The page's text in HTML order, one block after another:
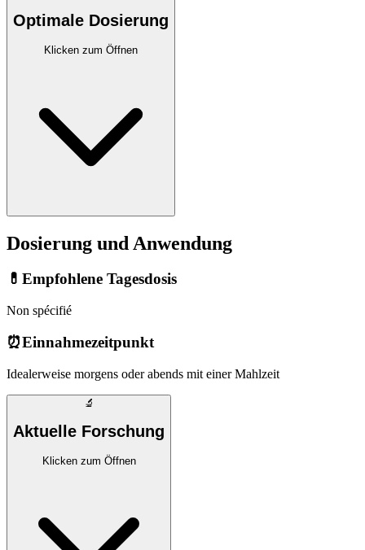
Optimale Dosierung
Klicken zum Öffnen
Dosierung und Anwendung
💊 Empfohlene Tagesdosis
Non spécifié
⏰Einnahmezeitpunkt
Idealerweise morgens oder abends mit einer Mahlzeit
🔬
Aktuelle Forschung
Klicken zum Öffnen